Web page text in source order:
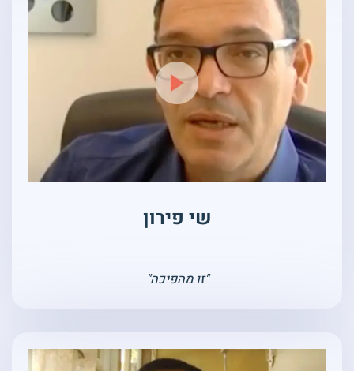
שי פירון
"זו מהפיכה"